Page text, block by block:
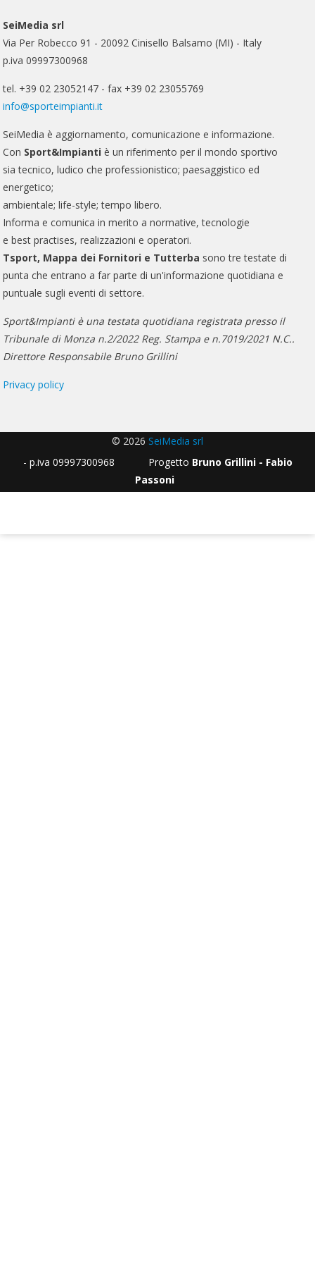
SeiMedia srl
Via Per Robecco 91 - 20092 Cinisello Balsamo (MI) - Italy
p.iva 09997300968
tel. +39 02 23052147 - fax +39 02 23055769
info@sporteimpianti.it
SeiMedia è aggiornamento, comunicazione e informazione.
Con Sport&Impianti è un riferimento per il mondo sportivo
sia tecnico, ludico che professionistico; paesaggistico ed
energetico;
ambientale; life-style; tempo libero.
Informa e comunica in merito a normative, tecnologie
e best practises, realizzazioni e operatori.
Tsport, Mappa dei Fornitori e Tutterba sono tre testate di
punta che entrano a far parte di un'informazione quotidiana e
puntuale sugli eventi di settore.
Sport&Impianti è una testata quotidiana registrata presso il
Tribunale di Monza n.2/2022 Reg. Stampa e n.7019/2021 N.C..
Direttore Responsabile Bruno Grillini
Privacy policy
© 2026 SeiMedia srl
- p.iva 09997300968 Progetto Bruno Grillini - Fabio
Passoni